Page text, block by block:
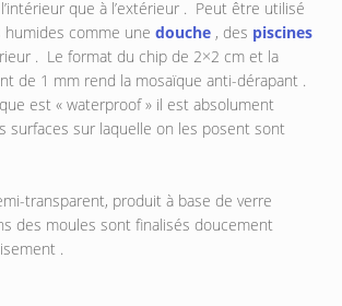
que à l’extérieur . Peut être utilisé
humides comme une douche, des piscines
. Le format du chip de 2×2 cm et la
de 1 mm rend la mosaïque anti-dérapant .
est « waterproof » il est absolument
surfaces sur laquelle on les posent sont
transparent, produit à base de verre
des moules sont finalisés doucement
.